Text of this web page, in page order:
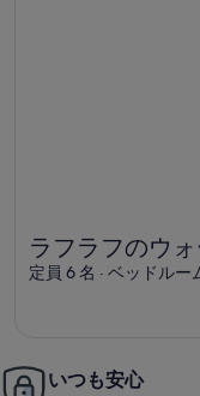
ラフラフのウォータ
ラフラフのウ
定員 6 名 · ベッドルー
いつも安心